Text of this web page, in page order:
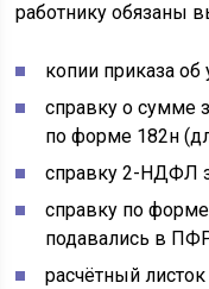
работнику обязаны
копии приказа
справку о сумме
по форме 182н
справку 2-НДФЛ
справку по
подавались в
расчётный